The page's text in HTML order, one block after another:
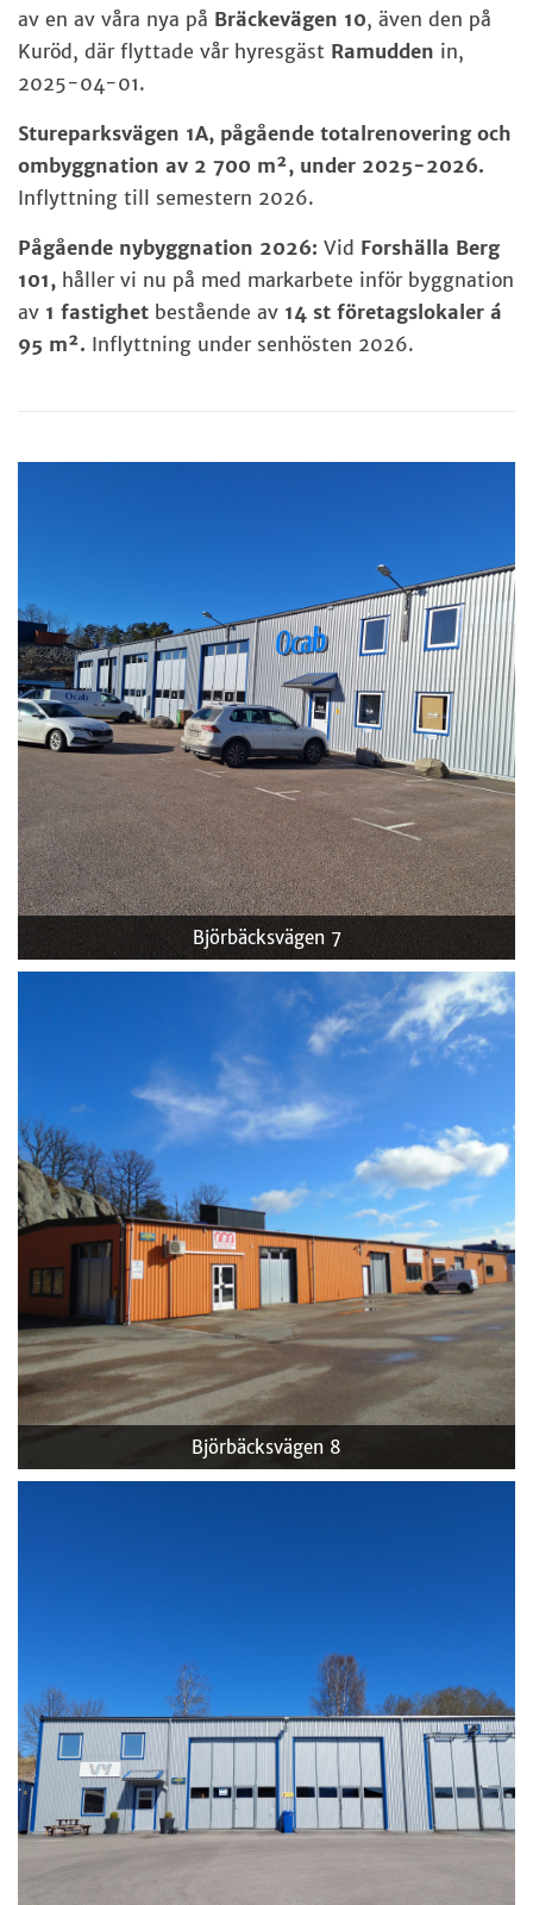
av en av våra nya på Bräckevägen 10, även den på
Kuröd, där flyttade vår hyresgäst Ramudden in,
2025-04-01.
Stureparksvägen 1A, pågående totalrenovering och
ombyggnation av 2 700 m², under 2025-2026.
Inflyttning till semestern 2026.
Pågående nybyggnation 2026: Vid Forshälla Berg
101, håller vi nu på med markarbete inför byggnation
av 1 fastighet bestående av 14 st företagslokaler á
95 m². Inflyttning under senhösten 2026.
Björbäcksvägen 7
Björbäcksvägen 8